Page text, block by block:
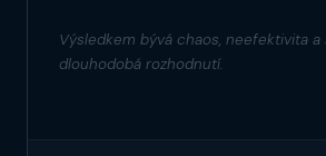
Výsledkem bývá chaos, neefektivita a
dlouhodobá rozhodnutí.